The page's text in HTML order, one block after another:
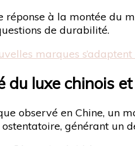
réponse à la montée du
de durabilité.
marques
du luxe chinois
observé en Chine, un
générant un